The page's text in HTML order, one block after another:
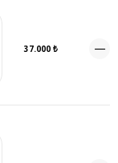
37.000 ₺